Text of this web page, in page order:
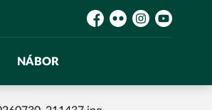
Facebook
FlickrInstagramYouTube
NÁBOR